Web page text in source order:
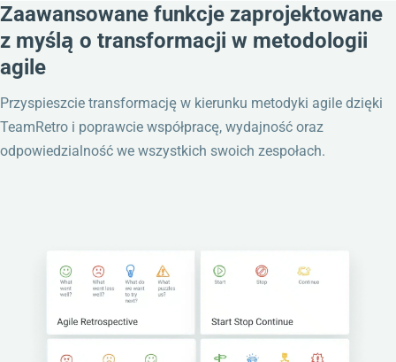
Zaawansowane funkcje zaprojektowane
z myślą o transformacji w metodologii
agile
Przyspieszcie transformację w kierunku metodyki agile dzięki
TeamRetro i poprawcie współpracę, wydajność oraz
odpowiedzialność we wszystkich swoich zespołach.